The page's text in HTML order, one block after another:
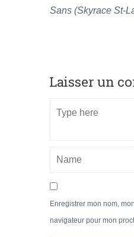
Sans (Skyrace St-
Laisser un
Enregistrer mon nom,
navigateur pour mon